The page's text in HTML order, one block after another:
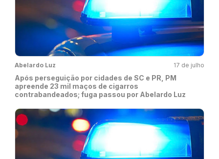
Abelardo Luz 17 de julho
Após perseguição por cidades de SC e PR, PM
apreende 23 mil maços de cigarros
contrabandeados; fuga passou por Abelardo Luz